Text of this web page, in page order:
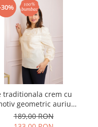
traditionala crem cu
geometric auriu
02 - maneca lunga
189,00 RON